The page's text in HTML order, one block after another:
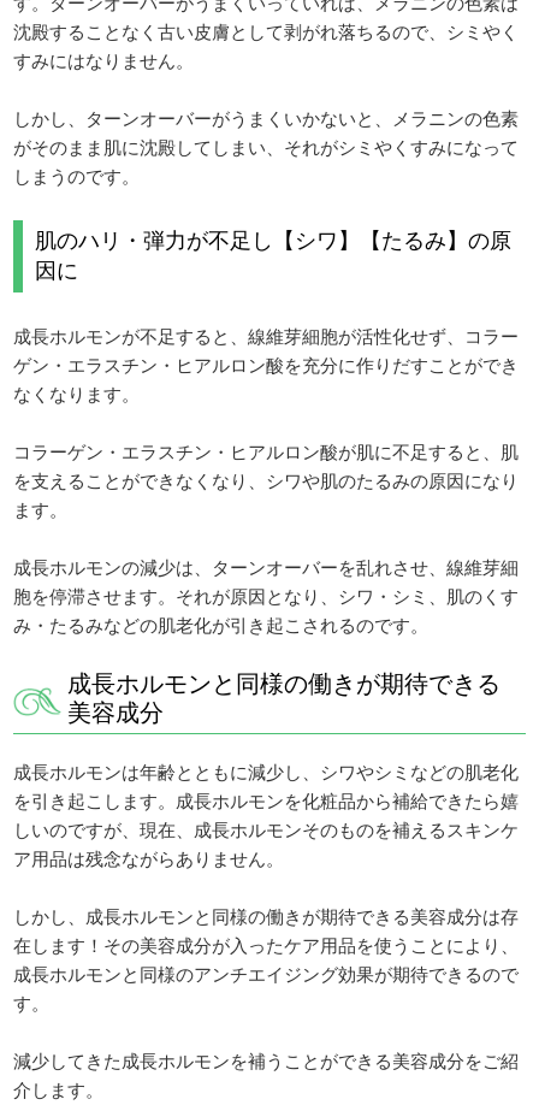
沈殿することなく古い皮膚として剥がれ落ちるので、シミやく
すみにはなりません。
しかし、ターンオーバーがうまくいかないと、メラニンの色素
がそのまま肌に沈殿してしまい、それがシミやくすみになって
しまうのです。
肌のハリ・弾力が不足し【シワ】【たるみ】の原
因に
成長ホルモンが不足すると、線維芽細胞が活性化せず、コラー
ゲン・エラスチン・ヒアルロン酸を充分に作りだすことができ
なくなります。
コラーゲン・エラスチン・ヒアルロン酸が肌に不足すると、肌
を支えることができなくなり、シワや肌のたるみの原因になり
ます。
成長ホルモンの減少は、ターンオーバーを乱れさせ、線維芽細
胞を停滞させます。それが原因となり、シワ・シミ、肌のくす
み・たるみなどの肌老化が引き起こされるのです。
成長ホルモンと同様の働きが期待できる
美容成分
成長ホルモンは年齢とともに減少し、シワやシミなどの肌老化
を引き起こします。成長ホルモンを化粧品から補給できたら嬉
しいのですが、現在、成長ホルモンそのものを補えるスキンケ
ア用品は残念ながらありません。
しかし、成長ホルモンと同様の働きが期待できる美容成分は存
在します！その美容成分が入ったケア用品を使うことにより、
成長ホルモンと同様のアンチエイジング効果が期待できるので
す。
減少してきた成長ホルモンを補うことができる美容成分をご紹
介します。